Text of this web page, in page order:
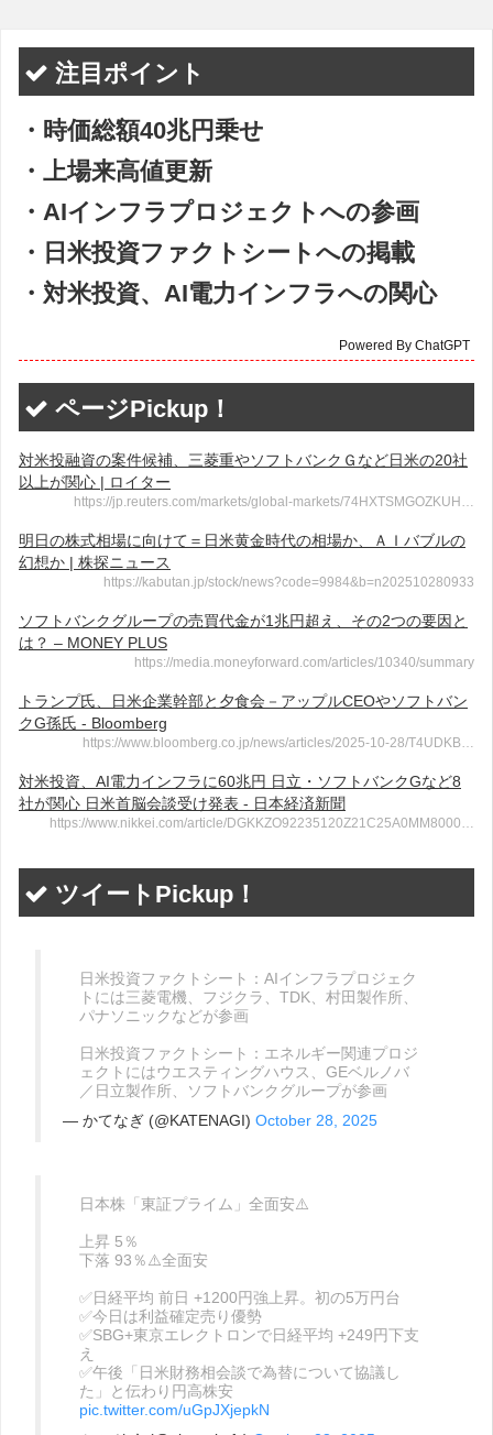
注目ポイント
・時価総額40兆円乗せ
・上場来高値更新
・AIインフラプロジェクトへの参画
・日米投資ファクトシートへの掲載
・対米投資、AI電力インフラへの関心
Powered By ChatGPT
ページPickup！
対米投融資の案件候補、三菱重やソフトバンクＧなど日米の20社
以上が関心 | ロイター
https://jp.reuters.com/markets/global-markets/74HXTSMGOZKUH…
明日の株式相場に向けて＝日米黄金時代の相場か、ＡＩバブルの
幻想か | 株探ニュース
https://kabutan.jp/stock/news?code=9984&b=n202510280933
ソフトバンクグループの売買代金が1兆円超え、その2つの要因と
は？ – MONEY PLUS
https://media.moneyforward.com/articles/10340/summary
トランプ氏、日米企業幹部と夕食会－アップルCEOやソフトバン
クG孫氏 - Bloomberg
https://www.bloomberg.co.jp/news/articles/2025-10-28/T4UDKB…
対米投資、AI電力インフラに60兆円 日立・ソフトバンクGなど8
社が関心 日米首脳会談受け発表 - 日本経済新聞
https://www.nikkei.com/article/DGKKZO92235120Z21C25A0MM8000…
ツイートPickup！
日米投資ファクトシート：AIインフラプロジェク
トには三菱電機、フジクラ、TDK、村田製作所、
パナソニックなどが参画
日米投資ファクトシート：エネルギー関連プロジ
ェクトにはウエスティングハウス、GEベルノバ
／日立製作所、ソフトバンクグループが参画
— かてなぎ (@KATENAGI) October 28, 2025
日本株「東証プライム」全面安⚠️
上昇 5％
下落 93％⚠️全面安
✅日経平均 前日 +1200円強上昇。初の5万円台
✅今日は利益確定売り優勢
✅SBG+東京エレクトロンで日経平均 +249円下支
え
✅午後「日米財務相会談で為替について協議し
た」と伝わり円高株安
pic.twitter.com/uGpJXjepkN